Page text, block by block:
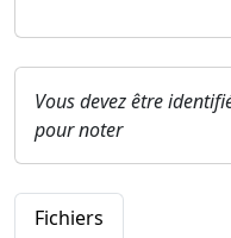
Vous devez être
pour noter
Fichiers